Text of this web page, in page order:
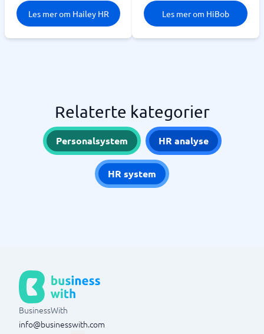
Les mer om Hailey HR Les mer om HiBob
Relaterte kategorier
Personalsystem HR analyse
HR system
BusinessWith
info@businesswith.com